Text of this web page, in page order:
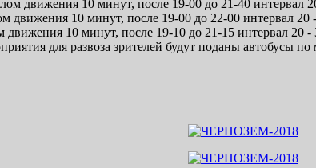
движения 10 минут, после 19-00 до 21-40 интервал
движения 10 минут, после 19-00 до 22-00 интервал 20
10 минут, после 19-10 до 21-15 интервал 20 -
для развоза зрителей будут поданы автобусы по